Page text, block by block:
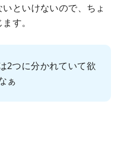
といけないので、ちょ
す。
2つに分かれていて欲
ぁ